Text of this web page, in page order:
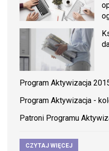
Program Aktywizacja
Program Aktywizacja -
Patroni Programu
CZYTAJ WIĘCEJ